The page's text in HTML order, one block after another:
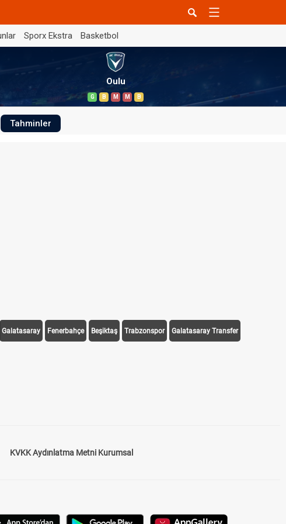
Sporx Ekstra Basketbol
Oulu
G B M M B
Tahminler
Galatasaray Fenerbahçe Beşiktaş Trabzonspor Galatasaray Transfer
KVKK Aydınlatma Metni Kurumsal